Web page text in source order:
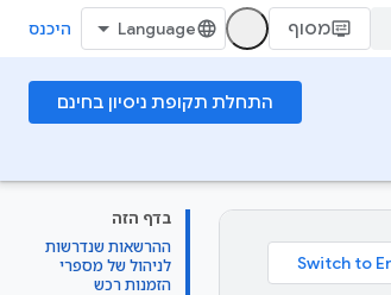
מסוף היכנס
התחלת תקופת ניסיון בחינם
בדף הזה
ההרשאות שנדרשות
לניהול של מספרי
הזמנות רכש